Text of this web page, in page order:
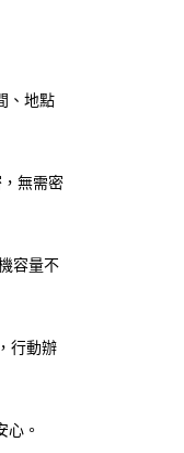
、地點
無需密
容量不
行動辦
心。